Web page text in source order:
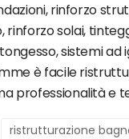
rinforzo
rinforzo solai,
sistemi ad
è facile
professionalità e
ristrutturazione